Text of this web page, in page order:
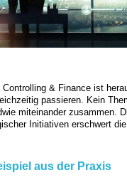
& Finance ist
passieren. Kein
miteinander zusammen.
Initiativen erschwert
aus der Praxis